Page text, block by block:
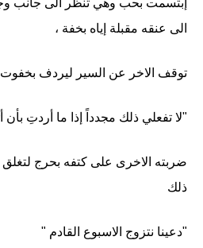
الى عنقه مقبلة إياه بخفة ،
توقف الاخر عن السير ليردف بخفوت
"لا تفعلي ذلك مجدداً إذا ما أردتِ بأن
ضربته الاخرى على كتفه بحرج لتغلق
ذلك
"دعينا نتزوج الاسبوع القادم "